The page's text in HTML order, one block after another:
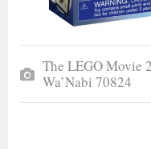
The LEGO Movie
Wa’Nabi 70824